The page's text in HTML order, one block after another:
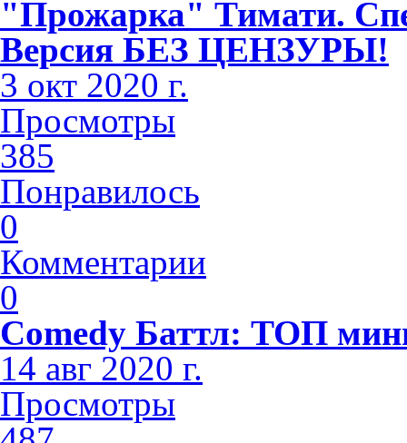
"Прожарка" Тимати.
Версия БЕЗ ЦЕНЗУРЫ!
3 окт 2020 г.
Просмотры
385
Понравилось
0
Комментарии
0
Comedy Баттл: ТОП
14 авг 2020 г.
Просмотры